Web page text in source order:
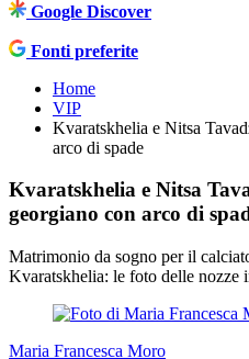
Google Discover
Fonti preferite
Home
VIP
Kvaratskhelia e Nitsa
arco di spade
Kvaratskhelia e Nitsa
georgiano con arco di
Matrimonio da sogno per il
Kvaratskhelia: le foto delle nozze
Maria Francesca Moro